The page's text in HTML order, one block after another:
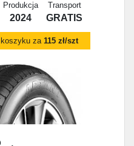
Produkcja
2024
Transport
GRATIS
za 115 zł/szt